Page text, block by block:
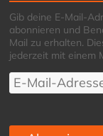
Gib deine E-Mail-
abonnieren und
Mail zu erhalten.
jederzeit mit einem
E-
Mail-